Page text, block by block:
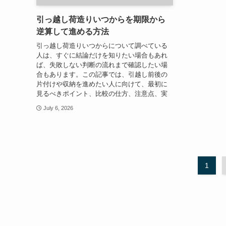
引っ越し荷造りいつからを期限から
逆算して進める方法
引っ越し荷造りいつからについて調べている
人は、すぐに結論だけを知りたい場合もあれ
ば、失敗しない判断の流れまで確認したい場
合もあります。この記事では、引越し前後の
片付けや収納を進めたい人に向けて、最初に
見るべきポイント、比較の仕方、注意点、実
July 6, 2026
1